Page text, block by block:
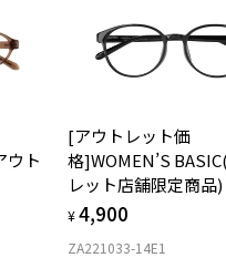
※「再入荷お知らせメール」はZoffオンライ
店舗への再入荷ではございませんのでご
※人気商品に関しては、メール配信後、即
ウト
[アウトレット価
格]WOMEN’S
レット店舗限定商品)
¥4,900
ZA221033-14E1